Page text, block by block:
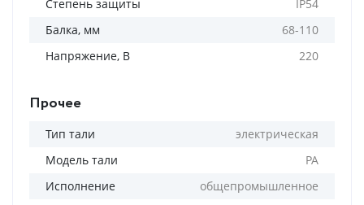
Степень защиты
IP54
Балка, мм
68-110
Напряжение, В
220
Прочее
Тип тали
электрическая
Модель тали
РА
Исполнение
общепромышленное